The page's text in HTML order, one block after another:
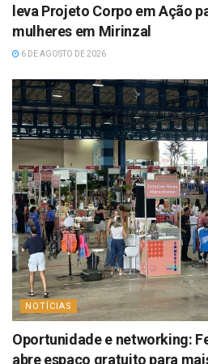
leva Projeto Corpo em Ação
mulheres em Mirinzal
6 DE AGOSTO DE 2026
NOTÍCIAS
Oportunidade e networking:
abre espaço gratuito para